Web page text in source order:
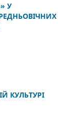
У
КУЛЬТУРІ